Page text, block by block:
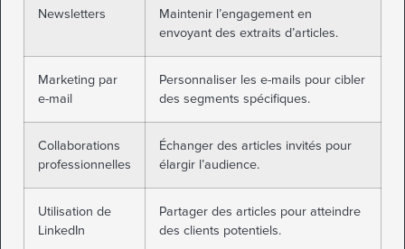
Newsletters
Maintenir l’engagement en
envoyant des extraits d’articles.
Marketing par
e-mail
Personnaliser les e-mails pour cibler
des segments spécifiques.
Collaborations
professionnelles
Échanger des articles invités pour
élargir l’audience.
Utilisation de
LinkedIn
Partager des articles pour atteindre
des clients potentiels.